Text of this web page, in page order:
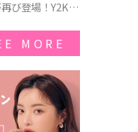
も登場
び登場！Y2Kム
MORE